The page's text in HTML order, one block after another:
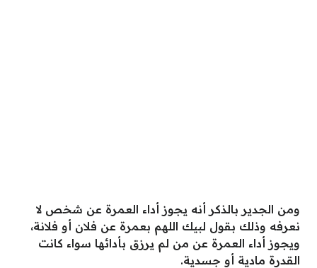
ومن الجدير بالذكر أنه يجوز أداء العمرة عن شخص لا
نعرفه وذلك بقول لبيك اللهم بعمرة عن فلان أو فلانة،
ويجوز أداء العمرة عن من لم يرزق بأدائها سواء كانت
القدرة مادية أو جسدية.